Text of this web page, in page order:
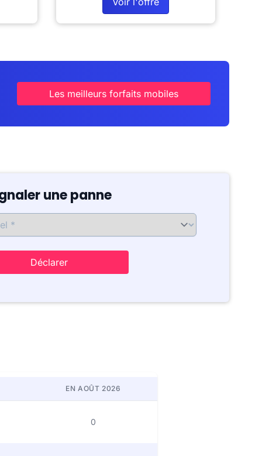
Les meilleurs forfaits mobiles
une panne
Déclarer
EN AOÛT 2026
0